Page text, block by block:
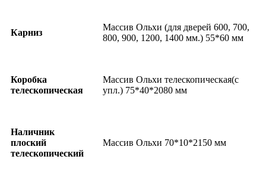
Карниз
Массив Ольхи (для дверей 600, 700,
800, 900, 1200, 1400 мм.) 55*60 мм
Коробка
телескопическая
Массив Ольхи телескопическая(с
упл.) 75*40*2080 мм
Наличник
плоский
телескопический
Массив Ольхи 70*10*2150 мм